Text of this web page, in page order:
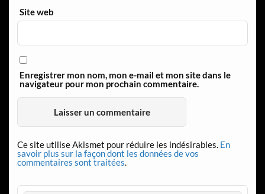
Site web
Enregistrer mon nom, mon e-mail et mon site dans le
navigateur pour mon prochain commentaire.
Ce site utilise Akismet pour réduire les indésirables. En
savoir plus sur la façon dont les données de vos
commentaires sont traitées.